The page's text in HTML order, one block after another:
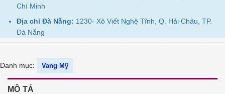
Chí Minh
Địa chỉ Đà Nẵng: 1230- Xô Viết Nghệ Tĩnh, Q. Hải Châu, TP.
Đà Nẵng
Danh mục: Vang Mỹ
MÔ TẢ